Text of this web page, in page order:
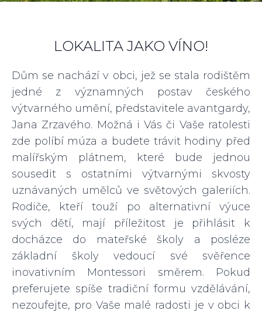
LOKALITA JAKO VÍNO!
Dům se nachází v obci, jež se stala rodištěm
jedné z významných postav českého
výtvarného umění, představitele avantgardy,
Jana Zrzavého. Možná i Vás či Vaše ratolesti
zde políbí múza a budete trávit hodiny před
malířským plátnem, které bude jednou
sousedit s ostatními výtvarnými skvosty
uznávaných umělců ve světových galeriích.
Rodiče, kteří touží po alternativní výuce
svých dětí, mají příležitost je přihlásit k
docházce do mateřské školy a posléze
základní školy vedoucí své svěřence
inovativním Montessori směrem. Pokud
preferujete spíše tradiční formu vzdělávání,
nezoufejte, pro Vaše malé radosti je v obci k